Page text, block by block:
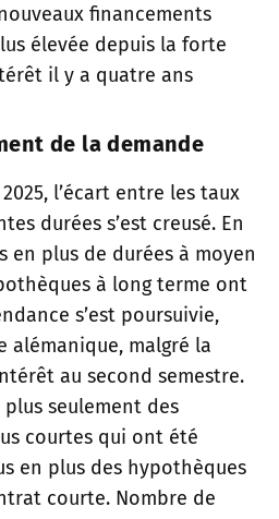
financements
élevée depuis la forte
il y a quatre ans
de la demande
l’écart entre les taux
durées s’est creusé. En
en plus de durées à moyen
à long terme ont
s’est poursuivie,
alémanique, malgré la
au second semestre.
seulement des
courtes qui ont été
en plus des hypothèques
courte. Nombre de